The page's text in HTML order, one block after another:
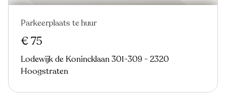
Parkeerplaats te huur
€ 75
Lodewijk de Konincklaan 301-309 - 2320
Hoogstraten